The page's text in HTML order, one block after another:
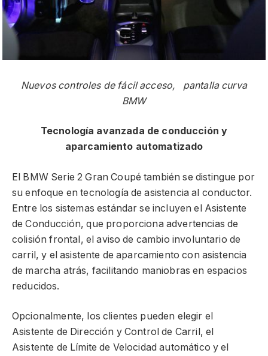
Nuevos controles de fácil acceso, pantalla curva
BMW
Tecnología avanzada de conducción y
aparcamiento automatizado
El BMW Serie 2 Gran Coupé también se distingue por
su enfoque en tecnología de asistencia al conductor.
Entre los sistemas estándar se incluyen el Asistente
de Conducción, que proporciona advertencias de
colisión frontal, el aviso de cambio involuntario de
carril, y el asistente de aparcamiento con asistencia
de marcha atrás, facilitando maniobras en espacios
reducidos.
Opcionalmente, los clientes pueden elegir el
Asistente de Dirección y Control de Carril, el
Asistente de Límite de Velocidad automático y el